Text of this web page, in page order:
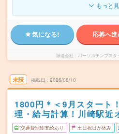
もっと
気になる! 応募へ
派遣会社 パーソルテンプス
未読 掲載日 2026/08/10
1800円＊＜9月スタート
理・給与計算！川崎駅近
交通費別途支給あり 土日祝日が休み